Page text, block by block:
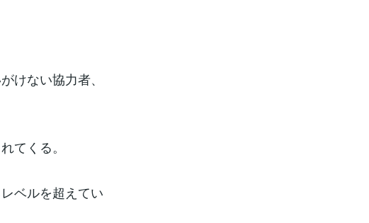
けない協力者、
てくる。
ベルを超えてい